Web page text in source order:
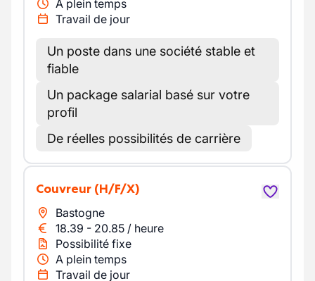
A plein temps
Travail de jour
Un poste dans une société stable et
fiable
Un package salarial basé sur votre
profil
De réelles possibilités de carrière
Couvreur (H/F/X)
Bastogne
18.39 - 20.85 / heure
Possibilité fixe
A plein temps
Travail de jour